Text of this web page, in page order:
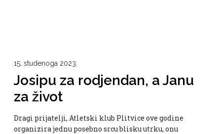
15. studenoga 2023.
Josipu za rodjendan, a Janu
za život
Dragi prijatelji, Atletski klub Plitvice ove godine
organizira jednu posebno srcu blisku utrku, onu